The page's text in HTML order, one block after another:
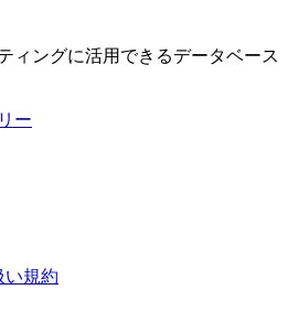
ィングに活用できるデータベース
い規約